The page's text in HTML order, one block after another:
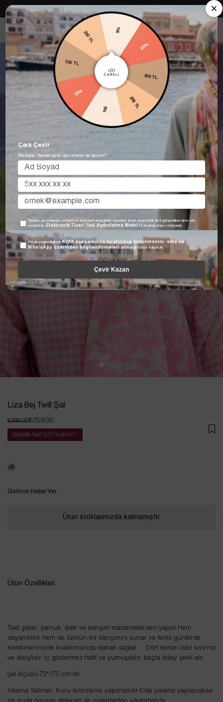
Carell in Roma Koleksiyonu Şimdi Satışta! Hemen keşfet.
Liza Bej Twill Şal
₺289,00₺259,00
Sepette Net %20 İndirim !
Tükendi
Gelince Haber Ver
Ürün stoklarımızda kalmamıştır.
Ürün Özellikleri
Twill şallar; pamuk, ipek ve karışım malzemelerden yapılır.Hem
dayanıklılık hem de lüksün bir karışımını sunar ve farklı günlerde
kombinlerinizde kullanmanıza olanak sağlar. Dört kenarı özel kıvırma
ve dikişlidir. İç göstermez.Hafif ve yumuşaktır, başta kolay şekil alır.
Şal ölçüsü:72*175 cm'dir.
Yıkama Talimatı: Kuru temizleme yapılmalıdır.Elde yıkama yapılacaksa
10%
200 TL
10%
200 TL
Çark Çevir
Merhaba, hemen çarkı çevirmeye ne dersin?
Tanıtım, pazarlama, reklam ve benzeri amaçlarla tarafıma ticari elektronik ileti gönderilmesine izin
veriyorum. Elektronik Ticari İleti Aydınlatma Metni 'ni okudum onay veriyorum.
Paylaştığım bilgilerin KVKK kapsamında tarafınızca korunmasını, sms ve
WhatsApp üzerinden bilgilendirmeleri almayı
kabul ediyorum.
Çevir Kazan